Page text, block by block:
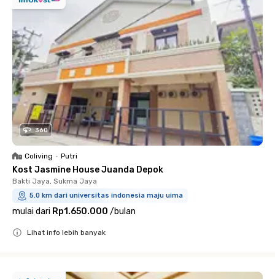
360
Coliving • Putri
Kost Jasmine House Juanda Depok
Bakti Jaya, Sukma Jaya
5.0 km dari universitas indonesia maju uima
mulai dari Rp1.650.000 /bulan
Lihat info lebih banyak